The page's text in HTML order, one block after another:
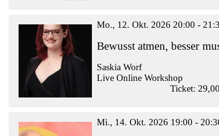
Mo., 12. Okt. 2026 20:00 -
Bewusst atmen, besser
Saskia Worf
Live Online Workshop
Ticket:
Mi., 14. Okt. 2026 19:00 -